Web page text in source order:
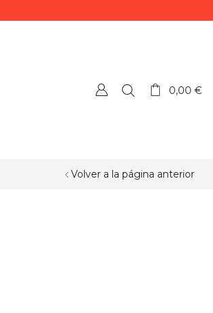
0,00€
Volver a la página anterior